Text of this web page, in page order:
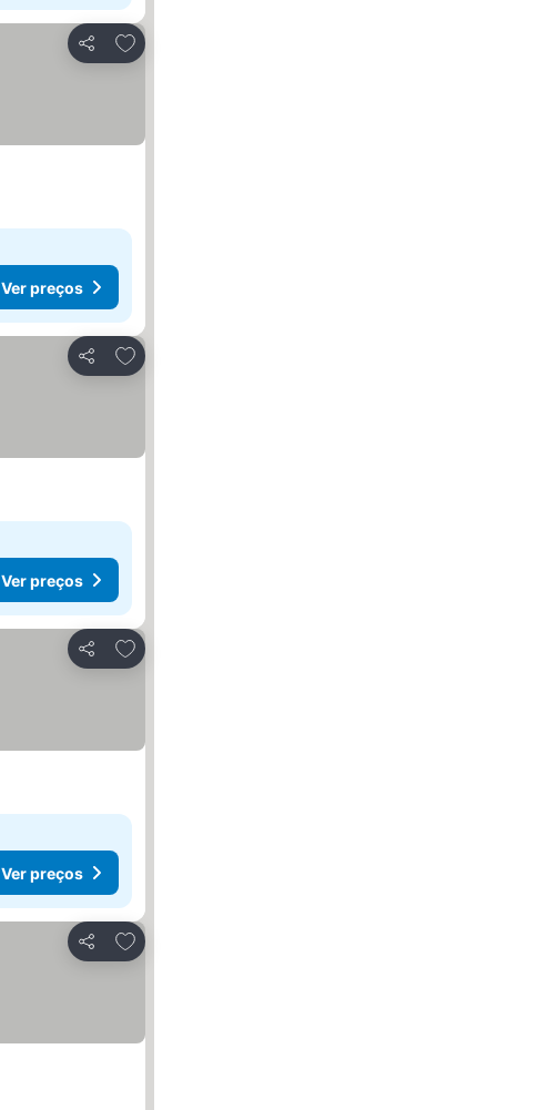
Partilhar
Adicionar aos favoritos
Ver preços
Partilhar
Adicionar aos favoritos
Ver preços
Partilhar
Adicionar aos favoritos
Ver preços
Partilhar
Adicionar aos favoritos